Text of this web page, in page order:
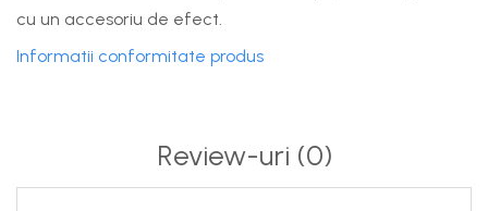
cu un accesoriu de efect.
Informatii conformitate produs
Review-uri (0)